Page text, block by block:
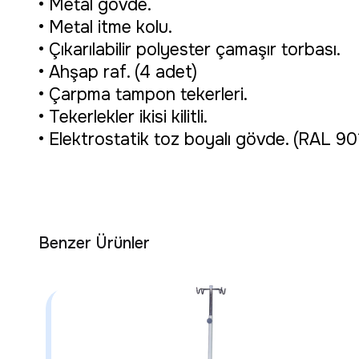
• Metal gövde.
• Metal itme kolu.
• Çıkarılabilir polyester çamaşır torbası.
• Ahşap raf. (4 adet)
• Çarpma tampon tekerleri.
• Tekerlekler ikisi kilitli.
• Elektrostatik toz boyalı gövde. (RAL
Benzer Ürünler